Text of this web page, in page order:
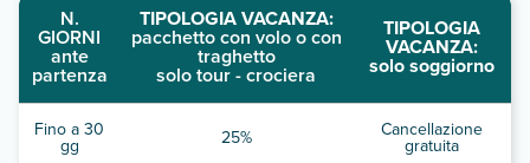
N.
GIORNI
ante
partenza
TIPOLOGIA VACANZA:
pacchetto con volo o con
traghetto
solo tour - crociera
TIPOLOGIA
VACANZA:
solo soggiorno
Fino a 30
gg 25% Cancellazione
gratuita